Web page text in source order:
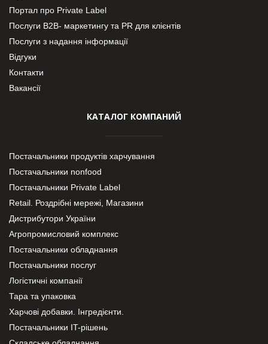
Портал про Private Label
Послуги В2В- маркетингу та PR для клієнтів
Послуги з надання інформації
Відгуки
Контакти
Вакансії
КАТАЛОГ КОМПАНИЙ
Постачальники продуктів харчування
Постачальники nonfood
Постачальники Private Label
Retail. Роздрібні мережі, Магазини
Дистрибутори України
Агропромисловий комплекс
Постачальники обладнання
Постачальники послуг
Логістичні компанії
Тара та упаковка
Харчові добавки. Інгредієнти.
Постачальники IT-рішень